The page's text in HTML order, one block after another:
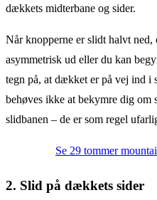
dækkets midterbane og sider.
Når knopperne er slidt halvt ned,
asymmetrisk ud eller du kan
tegn på, at dækket er på vej ind i
behøves ikke at bekymre dig om
slidbanen – de er som regel
Se 29 tommer
2. Slid på dækkets sider